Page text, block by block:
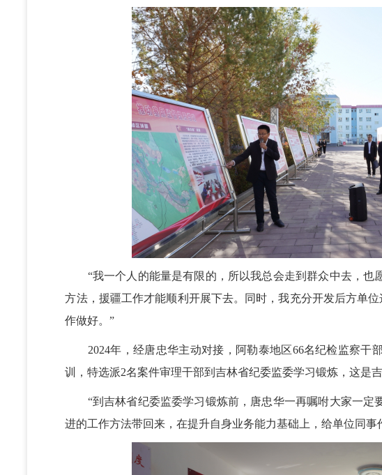
“我一个人的能量是有限的，所以我总会走到群众中去，也
方法，援疆工作才能顺利开展下去。同时，我充分开发后方单
作做好。”
2024年，经唐忠华主动对接，阿勒泰地区66名纪检监察干
训，特选派2名案件审理干部到吉林省纪委监委学习锻炼，这是
“到吉林省纪委监委学习锻炼前，唐忠华一再嘱咐大家一定
进的工作方法带回来，在提升自身业务能力基础上，给单位同事